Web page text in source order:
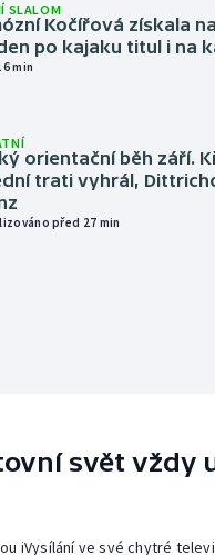
SLALOM
Kočířová získala
po kajaku titul i na
min
orientační běh září.
trati vyhrál,
před 27 min
svět vždy
iVysílání ve své chytré